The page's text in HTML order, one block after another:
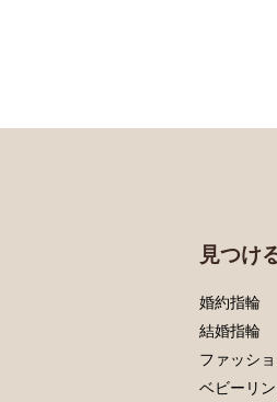
見つけ
婚約指輪
結婚指輪
ファッシ
ベビーリ